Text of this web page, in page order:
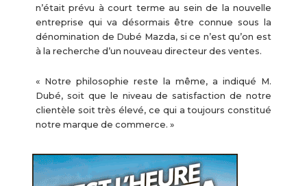
n’était prévu à court terme au sein de la nouvelle
entreprise qui va désormais être connue sous la
dénomination de Dubé Mazda, si ce n’est qu’on est
à la recherche d’un nouveau directeur des ventes.
« Notre philosophie reste la même, a indiqué M.
Dubé, soit que le niveau de satisfaction de notre
clientèle soit très élevé, ce qui a toujours constitué
notre marque de commerce. »